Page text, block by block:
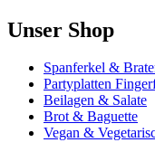
Unser Shop
Spanferkel &
Partyplatten
Beilagen & Salate
Brot & Baguette
Vegan &